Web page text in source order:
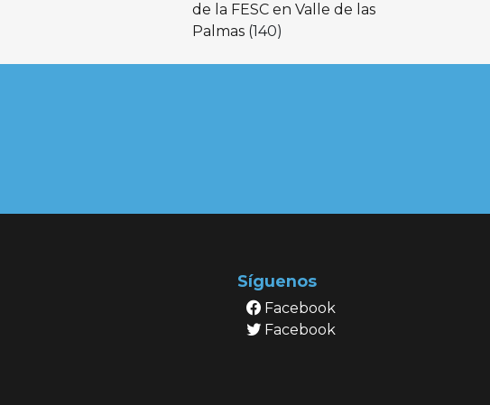
de la FESC en Valle de las
Palmas (140)
Síguenos
Facebook
Facebook